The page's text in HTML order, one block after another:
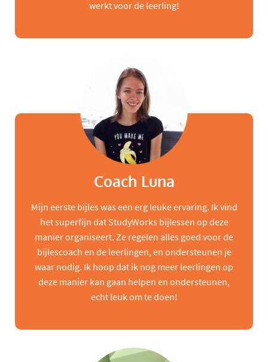
werkt voor de leerling!
Coach Luna
Mijn eerste bijles was een erg leuke ervaring. Ik vind
het superfijn dat StudyWorks bijlessen op deze
manier organiseert. Ze regelen alles goed voor de
bijlescoach en de leerlingen, en ondersteunen je
waar nodig. Ik hoop dat ik nog meer leerlingen op
deze manier kan gaan helpen en ondersteunen,
echt leuk om te doen!